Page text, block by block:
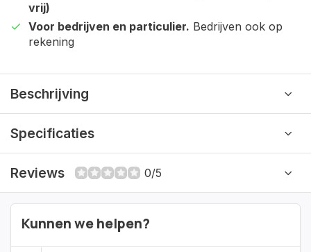
vrij)
Voor bedrijven en particulier. Bedrijven ook op
rekening
Beschrijving
Specificaties
Reviews 0/5
Kunnen we helpen?